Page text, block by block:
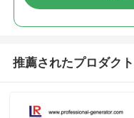
推薦されたプロダクト